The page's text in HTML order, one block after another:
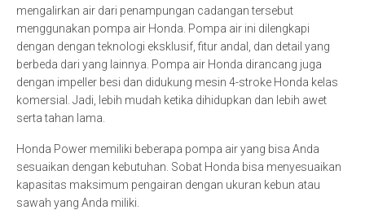
mengalirkan air dari penampungan cadangan tersebut
menggunakan pompa air Honda. Pompa air ini dilengkapi
dengan dengan teknologi eksklusif, fitur andal, dan detail yang
berbeda dari yang lainnya. Pompa air Honda dirancang juga
dengan impeller besi dan didukung mesin 4-stroke Honda kelas
komersial. Jadi, lebih mudah ketika dihidupkan dan lebih awet
serta tahan lama.
Honda Power memiliki beberapa pompa air yang bisa Anda
sesuaikan dengan kebutuhan. Sobat Honda bisa menyesuaikan
kapasitas maksimum pengairan dengan ukuran kebun atau
sawah yang Anda miliki.